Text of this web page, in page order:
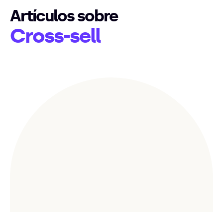
Artículos sobre
Cross-sell